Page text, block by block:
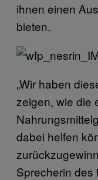
ihnen einen
bieten.
„Wir haben
zeigen, wie die
dabei helfen
Sprecherin des